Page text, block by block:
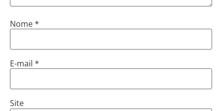
Nome*
E-mail *
Site